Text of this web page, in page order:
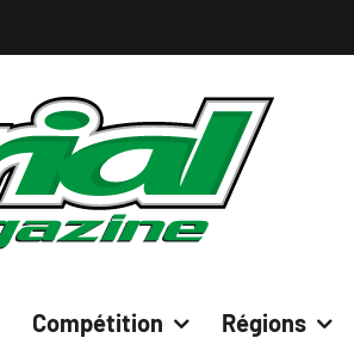
Compétition Régions